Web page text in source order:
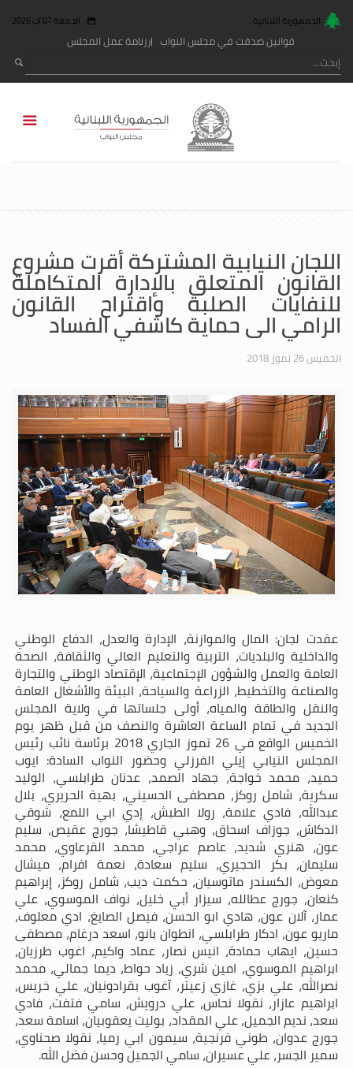
الجمهورية اللبنانية الجمعة 07 آب 2026
قوانين صدقت في مجلس النواب رزنامة عمل المجلس
اللجان النيابية المشتركة أقرت مشروع
القانون المتعلق بالإدارة المتكاملة
للنفايات الصلبة واقتراح القانون
الرامي الى حماية كاشفي الفساد
الخميس 26 تموز 2018
عقدت لجان: المال والموازنة، الإدارة والعدل، الدفاع الوطني
والداخلية والبلديات، التربية والتعليم العالي والثقافة، الصحة
العامة والعمل والشؤون الإجتماعية، الإقتصاد الوطني والتجارة
والصناعة والتخطيط، الزراعة والسياحة، البيئة والأشغال العامة
والنقل والطاقة والمياه، أولى جلساتها في ولاية المجلس
الجديد في تمام الساعة العاشرة والنصف من قبل ظهر يوم
الخميس الواقع في 26 تموز الجاري 2018 برئاسة نائب رئيس
المجلس النيابي إيلي الفرزلي وحضور النواب السادة: ايوب
حميد، محمد خواجة، جهاد الصمد، عدنان طرابلسي، الوليد
سكرية، شامل روكز، مصطفى الحسيني، بهية الحريري، بلال
عبدالله، فادي علامة، رولا الطبش، إدي ابي اللمع، شوقي
الدكاش، جوزاف اسحاق، وهبي قاطيشا، جورج عقيص، سليم
عون، هنري شديد، عاصم عراجي، محمد القرعاوي، محمد
سليمان، بكر الحجيري، سليم سعادة، نعمة افرام، ميشال
معوض، الكسندر ماتوسيان، حكمت ديب، شامل روكز، إبراهيم
كنعان، جورج عطالله، سيزار أبي خليل، نواف الموسوي، علي
عمار، آلان عون، هادي ابو الحسن، فيصل الصايغ، ادي معلوف،
ماريو عون، ادكار طرابلسي، انطوان بانو، اسعد درغام، مصطفى
حسين، ايهاب حمادة، انيس نصار، عماد واكيم، اغوب طرزيان،
ابراهيم الموسوي، امين شري، زياد حواط، ديما جمالي، محمد
نصرالله، علي بزي، غازي زعيتر، آغوب بقرادونيان، علي خريس،
ابراهيم عازار، نقولا نحاس، علي درويش، سامي فتفت، فادي
سعد، نديم الجميل، علي المقداد، بوليت يعقوبيان، اسامة سعد،
جورج عدوان، طوني فرنجية، سيمون ابي رميا، نقولا صحناوي،
سمير الجسر، علي عسيران، سامي الجميل وحسن فضل الله.